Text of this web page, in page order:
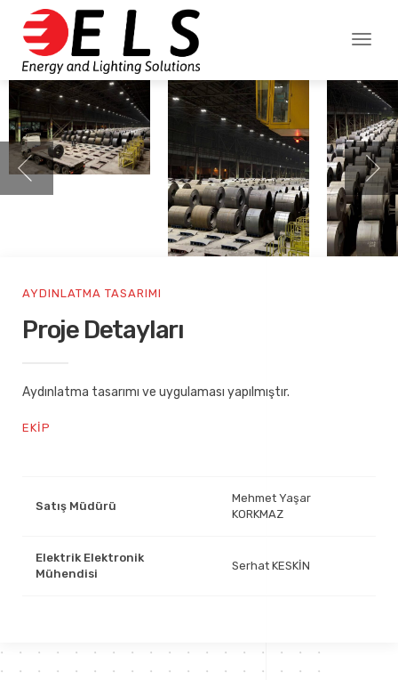
Toggle
AYDINLATMA TASARIMI
Proje Detayları
Aydınlatma tasarımı ve uygulaması yapılmıştır.
EKIP
Satış Müdürü
Mehmet Yaşar
KORKMAZ
Elektrik Elektronik
Mühendisi
Serhat KESKİN